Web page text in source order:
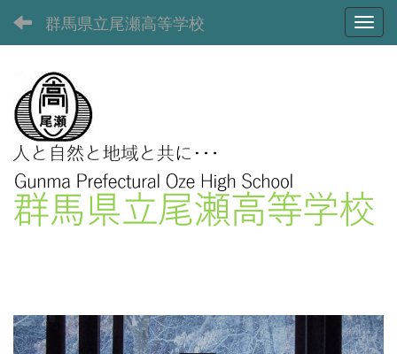
群馬県立尾瀬高等学校
e
v
x
t